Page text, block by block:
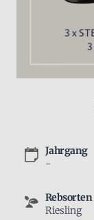
Jahrgang
-
Rebsorten
Riesling